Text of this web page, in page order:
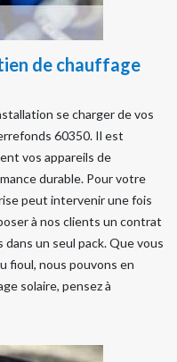
de chauffage
se charger de vos
60350. Il est
vos appareils de
durable. Pour votre
peut intervenir une fois
à nos clients un contrat
un seul pack. Que vous
fioul, nous pouvons en
solaire, pensez à